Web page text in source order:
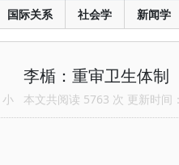
国际关系 社会学 新闻学
李楯：重审卫生体制
小 本文共阅读 5763 次 更新时间